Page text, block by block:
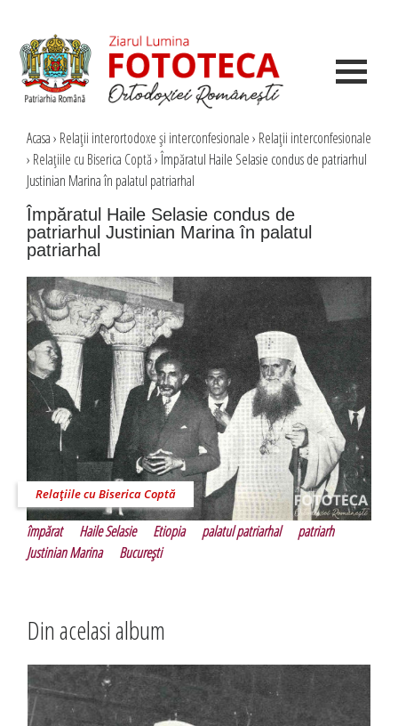
Acasa› Relaţii interortodoxe şi interconfesionale› Relaţii interconfesionale
› Relaţiile cu Biserica Coptă›Împăratul Haile Selasie condus de patriarhul
Justinian Marina în palatul patriarhal
Împăratul Haile Selasie condus de
patriarhul Justinian Marina în palatul
patriarhal
Relaţiile cu Biserica Coptă
împărat Haile Selasie Etiopia palatul patriarhal
patriarh
Justinian Marina
Bucureşti
Din acelasi album